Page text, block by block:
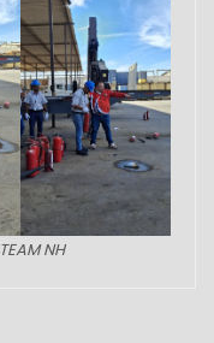
TEAM NH